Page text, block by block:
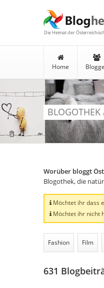
Die Heimat der
Home
BLOGOTHEK
Worüber bloggt
Blogothek, die
Möchtet ihr dass
Möchtet ihr nicht
Fashion Film
631